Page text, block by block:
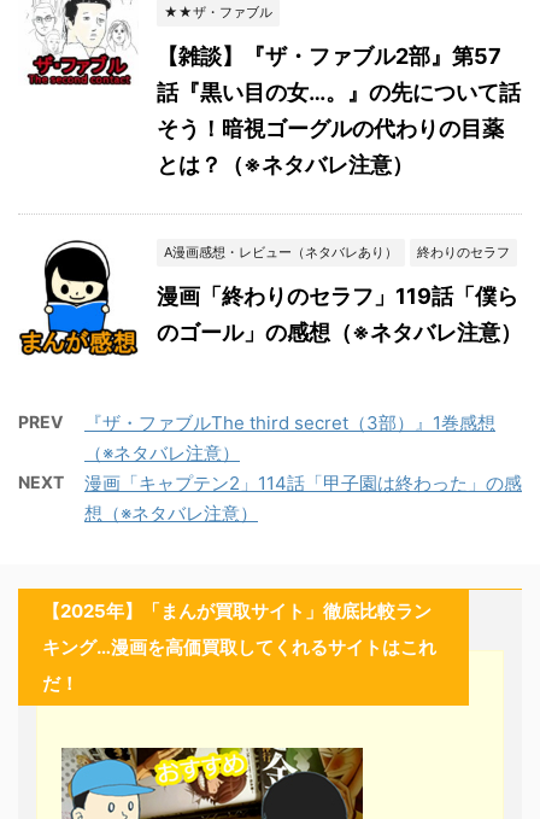
★★ザ・ファブル
【雑談】『ザ・ファブル2部』第57
話『黒い目の女…。』の先について話
そう！暗視ゴーグルの代わりの目薬
とは？（※ネタバレ注意）
A漫画感想・レビュー（ネタバレあり） 終わりのセラフ
漫画「終わりのセラフ」119話「僕ら
のゴール」の感想（※ネタバレ注意）
PREV
『ザ・ファブルThe third secret（3部）』1巻感想
（※ネタバレ注意）
NEXT
漫画「キャプテン2」114話「甲子園は終わった」の感
想（※ネタバレ注意）
【2025年】「まんが買取サイト」徹底比較ラン
キング…漫画を高価買取してくれるサイトはこれ
だ！